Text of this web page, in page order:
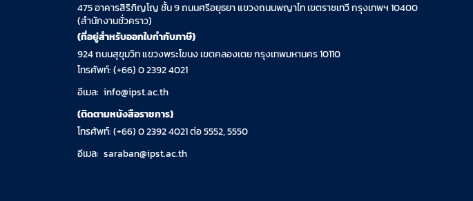
475 อาคารสิริภิญโญ ชั้น 9 ถนนศรีอยุธยา แขวงถนนพญาไท เขตราชเทวี กรุงเทพฯ 10400
(สำนักงานชั่วคราว)
(ที่อยู่สำหรับออกใบกำกับภาษี)
924 ถนนสุขุมวิท แขวงพระโขนง เขตคลองเตย กรุงเทพมหานคร 10110
โทรศัพท์: (+66) 0 2392 4021
อีเมล: info@ipst.ac.th
(ติดตามหนังสือราชการ)
โทรศัพท์: (+66) 0 2392 4021 ต่อ 5552, 5550
อีเมล: saraban@ipst.ac.th